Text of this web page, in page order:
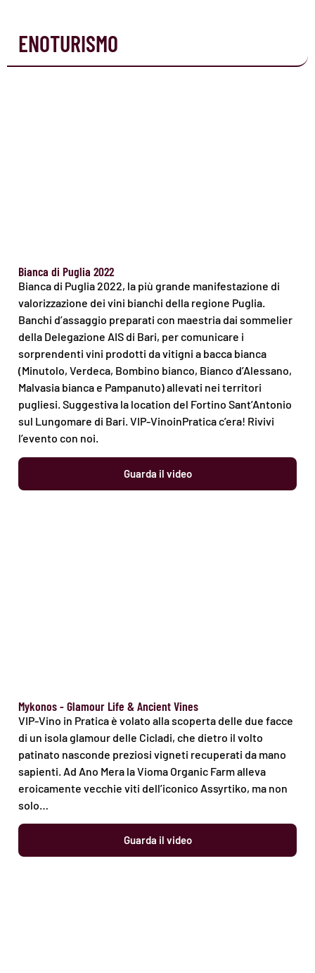
ENOTURISMO
Bianca di Puglia 2022
Bianca di Puglia 2022, la più grande manifestazione di
valorizzazione dei vini bianchi della regione Puglia.
Banchi d’assaggio preparati con maestria dai sommelier
della Delegazione AIS di Bari, per comunicare i
sorprendenti vini prodotti da vitigni a bacca bianca
(Minutolo, Verdeca, Bombino bianco, Bianco d’Alessano,
Malvasia bianca e Pampanuto) allevati nei territori
pugliesi. Suggestiva la location del Fortino Sant’Antonio
sul Lungomare di Bari. VIP-VinoinPratica c’era! Rivivi
l’evento con noi.
Guarda il video
Mykonos - Glamour Life & Ancient Vines
VIP-Vino in Pratica è volato alla scoperta delle due facce
di un isola glamour delle Cicladi, che dietro il volto
patinato nasconde preziosi vigneti recuperati da mano
sapienti. Ad Ano Mera la Vioma Organic Farm alleva
eroicamente vecchie viti dell’iconico Assyrtiko, ma non
solo…
Guarda il video